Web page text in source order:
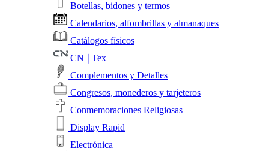
Botellas, bidones y termos
Calendarios, alfombrillas y almanaques
Catálogos físicos
CN❘Tex
Complementos y Detalles
Congresos, monederos y tarjeteros
Conmemoraciones Religiosas
Display Rapid
Electrónica